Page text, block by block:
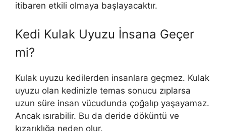
itibaren etkili olmaya başlayacaktır.
Kedi Kulak Uyuzu İnsana Geçer
mi?
Kulak uyuzu kedilerden insanlara geçmez. Kulak
uyuzu olan kedinizle temas sonucu zıplarsa
uzun süre insan vücudunda çoğalıp yaşayamaz.
Ancak ısırabilir. Bu da deride döküntü ve
kızarıklığa neden olur.